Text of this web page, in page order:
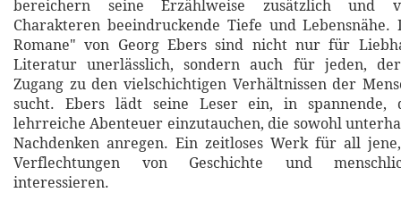
bereichern seine Erzählweise zusätzlich und
Charakteren beeindruckende Tiefe und Lebensnähe.
Romane" von Georg Ebers sind nicht nur für
Literatur unerlässlich, sondern auch für jeden,
Zugang zu den vielschichtigen Verhältnissen der
sucht. Ebers lädt seine Leser ein, in spannende,
lehrreiche Abenteuer einzutauchen, die sowohl
Nachdenken anregen. Ein zeitloses Werk für all
Verflechtungen von Geschichte und
interessieren.